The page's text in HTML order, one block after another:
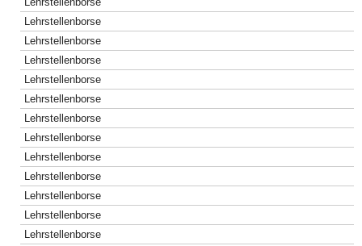
Lehrstellenborse
Lehrstellenborse
Lehrstellenborse
Lehrstellenborse
Lehrstellenborse
Lehrstellenborse
Lehrstellenborse
Lehrstellenborse
Lehrstellenborse
Lehrstellenborse
Lehrstellenborse
Lehrstellenborse